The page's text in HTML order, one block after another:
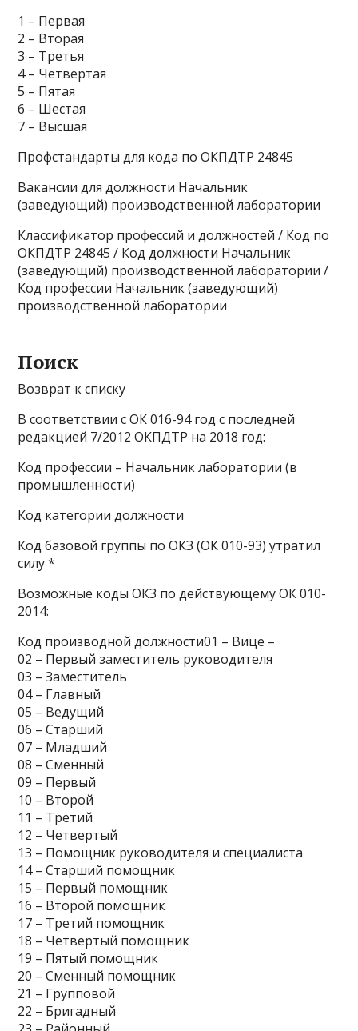
1 – Первая
2 – Вторая
3 – Третья
4 – Четвертая
5 – Пятая
6 – Шестая
7 – Высшая
Профстандарты для кода по ОКПДТР 24845
Вакансии для должности Начальник
(заведующий) производственной лаборатории
Классификатор профессий и должностей / Код по
ОКПДТР 24845 / Код должности Начальник
(заведующий) производственной лаборатории /
Код профессии Начальник (заведующий)
производственной лаборатории
Поиск
Возврат к списку
В соответствии с ОК 016-94 год с последней
редакцией 7/2012 ОКПДТР на 2018 год:
Код профессии – Начальник лаборатории (в
промышленности)
Код категории должности
Код базовой группы по ОКЗ (ОК 010-93) утратил
силу *
Возможные коды ОКЗ по действующему ОК 010-
2014:
Код производной должности01 – Вице –
02 – Первый заместитель руководителя
03 – Заместитель
04 – Главный
05 – Ведущий
06 – Старший
07 – Младший
08 – Сменный
09 – Первый
10 – Второй
11 – Третий
12 – Четвертый
13 – Помощник руководителя и специалиста
14 – Старший помощник
15 – Первый помощник
16 – Второй помощник
17 – Третий помощник
18 – Четвертый помощник
19 – Пятый помощник
20 – Сменный помощник
21 – Групповой
22 – Бригадный